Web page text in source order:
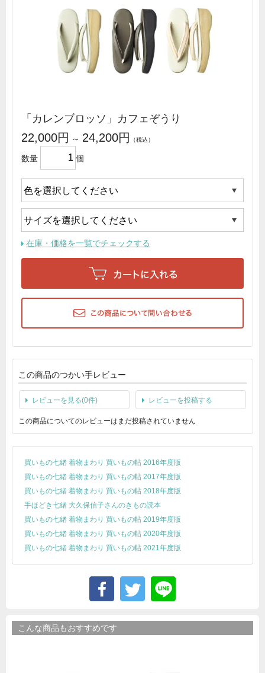
「カレンブロッソ」カフェぞうり
22,000円 ～ 24,200円
数量 個
在庫・価格を一覧でチェックする
この商品のつかい手レビュー
レビューを見る(0件) レビューを投稿する
この商品についてのレビューはまだ投稿されていません
買いもの七緒 着物まわり 買いもの帖 2016年度版
買いもの七緒 着物まわり 買いもの帖 2017年度版
買いもの七緒 着物まわり 買いもの帖 2018年度版
手ほどき七緒 大久保信子さんのきもの読本
買いもの七緒 着物まわり 買いもの帖 2019年度版
買いもの七緒 着物まわり 買いもの帖 2020年度版
買いもの七緒 着物まわり 買いもの帖 2021年度版
こんな商品もおすすめです